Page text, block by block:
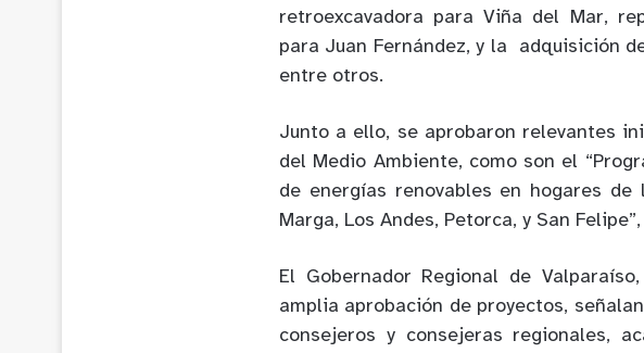
retroexcavadora para Viña del Mar,
para Juan Fernández, y la adquisición
entre otros.
Junto a ello, se aprobaron relevantes
del Medio Ambiente, como son el
de energías renovables en hogares
Marga, Los Andes, Petorca, y San
El Gobernador Regional de
amplia aprobación de proyectos,
consejeros y consejeras regionales,